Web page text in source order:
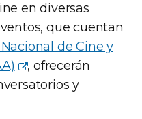
en diversas
que cuentan
de Cine y
, ofrecerán
y